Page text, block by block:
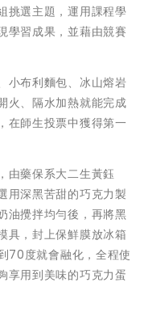
挑選主題，運用課程學
學習成果，並藉由競賽
小布利麵包、冰山熔岩
火、隔水加熱就能完成
在師生投票中獲得第一
由藥保系大二生黃鈺
用深黑苦甜的巧克力製
油攪拌均勻後，再將黑
具，封上保鮮膜放冰箱
70度就會融化，全程使
享用到美味的巧克力蛋